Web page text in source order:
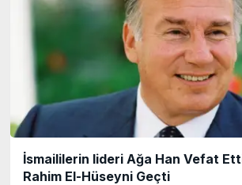
İsmaililerin lideri Ağa Han Vefat
Rahim El-Hüseyni Geçti